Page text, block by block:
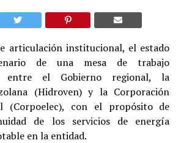
articulación institucional, el estado
de una mesa de trabajo
entre el Gobierno regional, la
(Hidroven) y la Corporación
(Corpoelec), con el propósito de
de los servicios de energía
en la entidad.